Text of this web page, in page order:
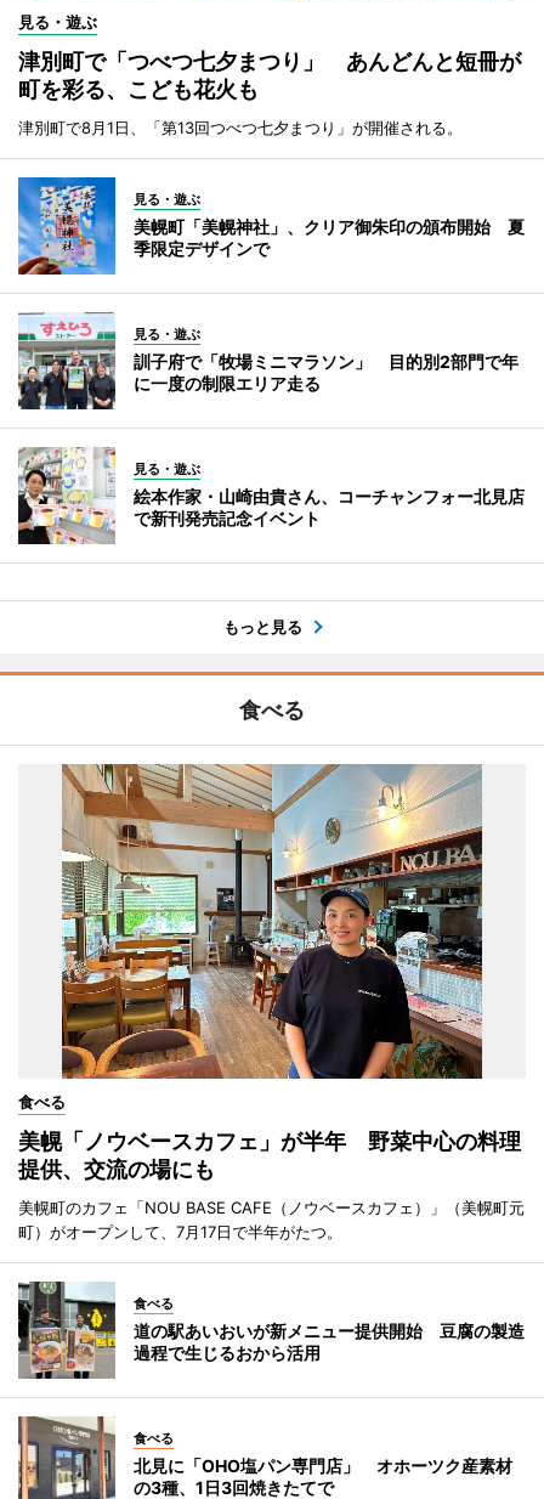
見る・遊ぶ
津別町で「つべつ七夕まつり」 あんどんと短冊が
町を彩る、こども花火も
津別町で8月1日、「第13回つべつ七夕まつり」が開催される。
見る・遊ぶ
美幌町「美幌神社」、クリア御朱印の頒布開始 夏
季限定デザインで
見る・遊ぶ
訓子府で「牧場ミニマラソン」 目的別2部門で年
に一度の制限エリア走る
見る・遊ぶ
絵本作家・山崎由貴さん、コーチャンフォー北見店
で新刊発売記念イベント
もっと見る
食べる
食べる
美幌「ノウベースカフェ」が半年 野菜中心の料理
提供、交流の場にも
美幌町のカフェ「NOU BASE CAFE（ノウベースカフェ）」（美幌町元
町）がオープンして、7月17日で半年がたつ。
食べる
道の駅あいおいが新メニュー提供開始 豆腐の製造
過程で生じるおから活用
食べる
北見に「OHO塩パン専門店」 オホーツク産素材
の3種、1日3回焼きたてで